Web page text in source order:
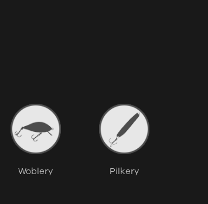
Woblery Pilkery